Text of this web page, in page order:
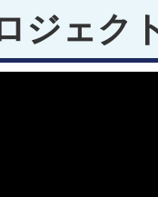
ジェク